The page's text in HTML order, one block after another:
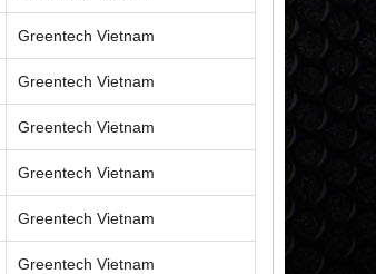
Greentech Vietnam
Greentech Vietnam
Greentech Vietnam
Greentech Vietnam
Greentech Vietnam
Greentech Vietnam